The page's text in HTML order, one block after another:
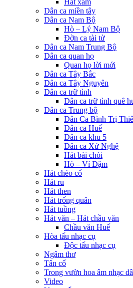
Hát xẩm
Dân ca miền tây
Dân ca Nam Bộ
Hò – Lý Nam Bộ
Đờn ca tài tử
Dân ca Nam Trung Bộ
Dân ca quan họ
Quan họ lời mới
Dân ca Tây Bắc
Dân ca Tây Nguyên
Dân ca trữ tình
Dân ca trữ tình quê
Dân ca Trung bộ
Dân Ca Bình Trị
Dân ca Huế
Dân ca khu 5
Dân ca Xứ Nghệ
Hát bài chòi
Hò – Ví Dặm
Hát chèo cổ
Hát ru
Hát then
Hát trống quân
Hát tuồng
Hát văn – Hát chầu văn
Chầu văn Huế
Hòa tấu nhạc cụ
Độc tấu nhạc cụ
Ngâm thơ
Tân cổ
Trong vườn hoa âm nhạc
Video